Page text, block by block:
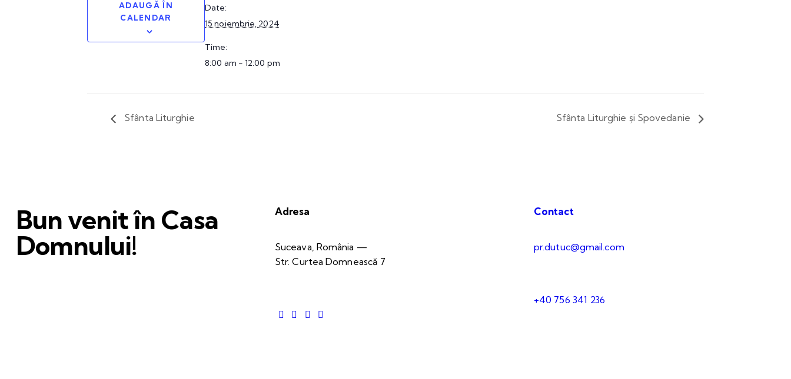
ADAUGĂ ÎN
CALENDAR
Date:
15 noiembrie, 2024
Time:
8:00 am - 12:00 pm
Sfânta Liturghie Sfânta Liturghie și Spovedanie
Bun venit în Casa
Domnului!
Adresa
Suceava, România —
Str. Curtea Domnească 7
Contact
pr.dutuc@gmail.com
+40 756 341 236